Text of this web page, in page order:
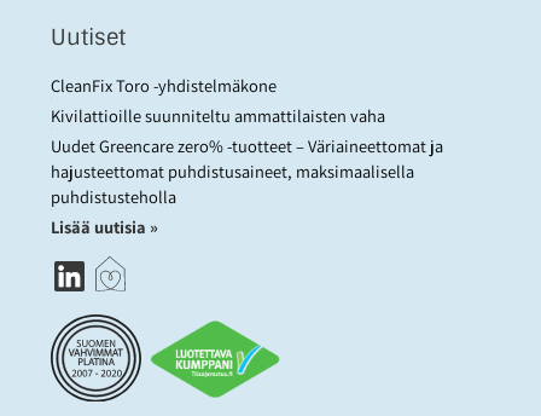
Uutiset
CleanFix Toro -yhdistelmäkone
Kivilattioille suunniteltu ammattilaisten vaha
Uudet Greencare zero% -tuotteet – Väriaineettomat ja
hajusteettomat puhdistusaineet, maksimaalisella
puhdistusteholla
Lisää uutisia »